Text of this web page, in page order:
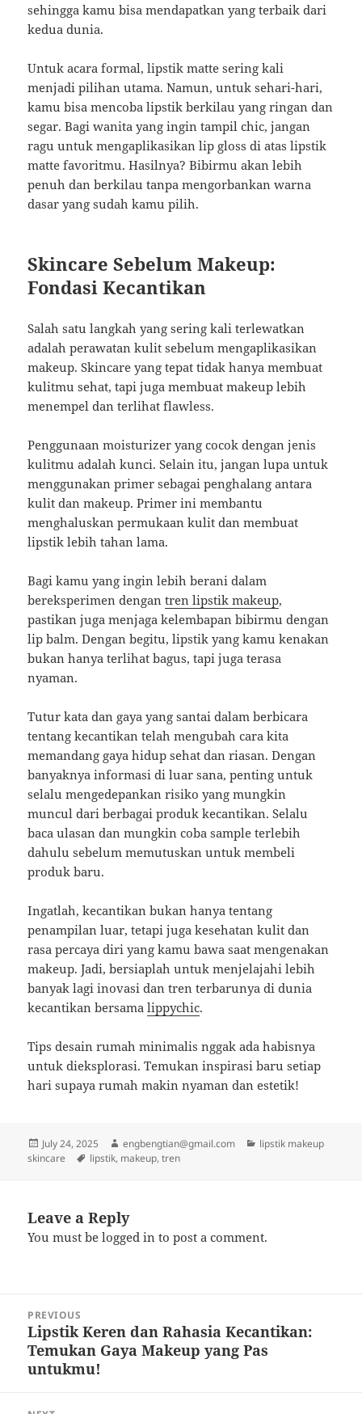
sehingga kamu bisa mendapatkan yang terbaik dari
kedua dunia.
Untuk acara formal, lipstik matte sering kali
menjadi pilihan utama. Namun, untuk sehari-hari,
kamu bisa mencoba lipstik berkilau yang ringan dan
segar. Bagi wanita yang ingin tampil chic, jangan
ragu untuk mengaplikasikan lip gloss di atas lipstik
matte favoritmu. Hasilnya? Bibirmu akan lebih
penuh dan berkilau tanpa mengorbankan warna
dasar yang sudah kamu pilih.
Skincare Sebelum Makeup:
Fondasi Kecantikan
Salah satu langkah yang sering kali terlewatkan
adalah perawatan kulit sebelum mengaplikasikan
makeup. Skincare yang tepat tidak hanya membuat
kulitmu sehat, tapi juga membuat makeup lebih
menempel dan terlihat flawless.
Penggunaan moisturizer yang cocok dengan jenis
kulitmu adalah kunci. Selain itu, jangan lupa untuk
menggunakan primer sebagai penghalang antara
kulit dan makeup. Primer ini membantu
menghaluskan permukaan kulit dan membuat
lipstik lebih tahan lama.
Bagi kamu yang ingin lebih berani dalam
bereksperimen dengantren lipstik makeup,
pastikan juga menjaga kelembapan bibirmu dengan
lip balm. Dengan begitu, lipstik yang kamu kenakan
bukan hanya terlihat bagus, tapi juga terasa
nyaman.
Tutur kata dan gaya yang santai dalam berbicara
tentang kecantikan telah mengubah cara kita
memandang gaya hidup sehat dan riasan. Dengan
banyaknya informasi di luar sana, penting untuk
selalu mengedepankan risiko yang mungkin
muncul dari berbagai produk kecantikan. Selalu
baca ulasan dan mungkin coba sample terlebih
dahulu sebelum memutuskan untuk membeli
produk baru.
Ingatlah, kecantikan bukan hanya tentang
penampilan luar, tetapi juga kesehatan kulit dan
rasa percaya diri yang kamu bawa saat mengenakan
makeup. Jadi, bersiaplah untuk menjelajahi lebih
banyak lagi inovasi dan tren terbarunya di dunia
kecantikan bersamalippychic.
Tips desain rumah minimalis nggak ada habisnya
untuk dieksplorasi. Temukan inspirasi baru setiap
hari supaya rumah makin nyaman dan estetik!
Posted
on
July 24, 2025 Author
engbengtian@gmail.com Categories
lipstik makeup
skincare
Tags
lipstik, makeup,tren
Leave a Reply
You must belogged in to post a comment.
navigation
PREVIOUS
Previous
post:
Lipstik Keren dan Rahasia Kecantikan:
Temukan Gaya Makeup yang Pas
untukmu!